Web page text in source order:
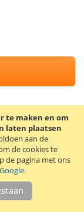
te maken en om
laten plaatsen
aan de
de cookies te
de pagina met ons
.Moto G5
2